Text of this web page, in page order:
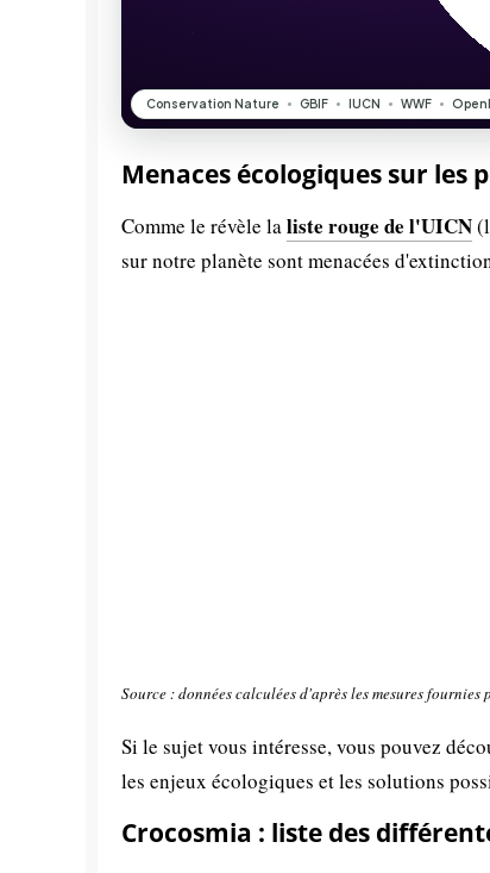
Menaces écologiques sur les
Comme le révèle laliste rouge de l'UICN
sur notre planète sont menacées
Source : données calculées d'après les mesures
Si le sujet vous intéresse, vous pouvez
les enjeux écologiques et les solutions
Crocosmia : liste des